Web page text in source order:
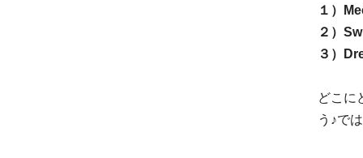
１）
２）
３）
どこに
う♪で